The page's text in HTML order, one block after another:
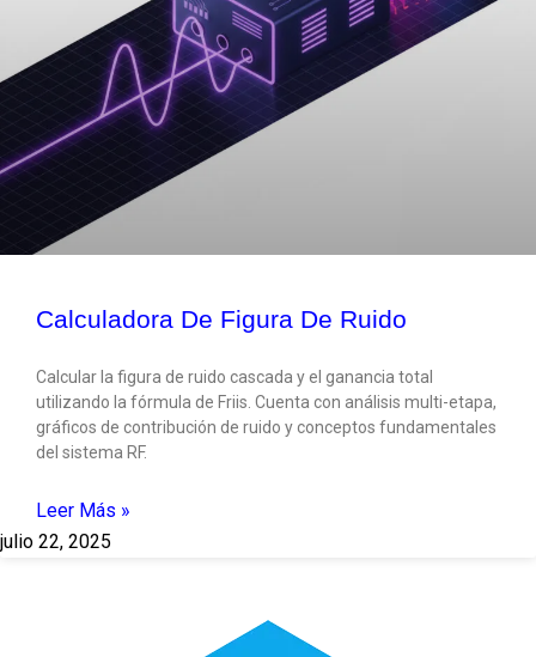
Calculadora De Figura De Ruido
Calcular la figura de ruido cascada y el ganancia total
utilizando la fórmula de Friis. Cuenta con análisis multi-etapa,
gráficos de contribución de ruido y conceptos fundamentales
del sistema RF.
Leer Más »
julio 22, 2025